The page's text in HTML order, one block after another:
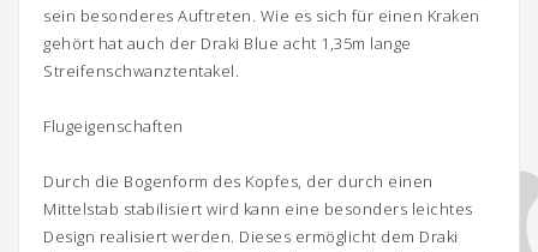
sein besonderes Auftreten. Wie es sich für einen Kraken
gehört hat auch der Draki Blue acht 1,35m lange
Streifenschwanztentakel.
Flugeigenschaften
Durch die Bogenform des Kopfes, der durch einen
Mittelstab stabilisiert wird kann eine besonders leichtes
Design realisiert werden. Dieses ermöglicht dem Draki